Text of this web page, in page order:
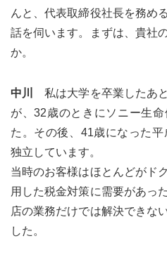
んと、代表取締役社長を務め
話を伺います。まずは、貴社
か。
中川私は大学を卒業したあ
が、32歳のときにソニー生
た。その後、41歳になった
独立しています。
当時のお客様はほとんどがド
用した税金対策に需要があっ
店の業務だけでは解決できな
した。